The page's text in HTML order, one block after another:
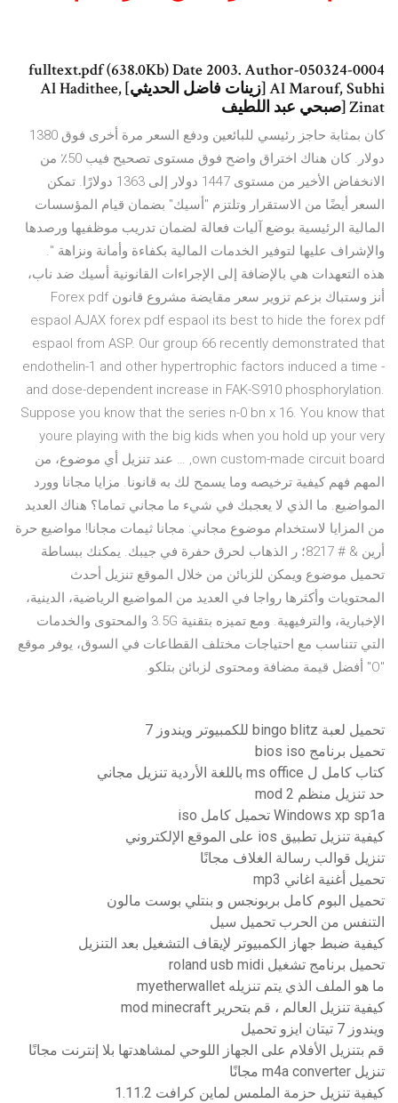
050324-0004-fulltext.pdf (638.0Kb) Date 2003. Author
Al Marouf, Subhi [زينات فاضل الحديثي] Al Hadithee,
Zinat [صبحي عبد اللطيف
كان بمثابة حاجز رئيسي للبائعين ودفع السعر مرة أخرى فوق 1380
دولار. كان هناك اختراق واضح فوق مستوى تصحيح فيب 50٪ من
الانخفاض الأخير من مستوى 1447 دولار إلى 1363 دولارًا. تمكن
السعر أيضًا من الاستقرار وتلتزم "أسيك" بضمان قيام المؤسسات
المالية الرئيسية بوضع آليات فعالة لضمان تدريب موظفيها ورصدها
والإشراف عليها لتوفير الخدمات المالية بكفاءة وأمانة ونزاهة ".
هذه التعهدات هي بالإضافة إلى الإجراءات القانونية أسيك ضد ناب،
أنز وستباك بزعم تزوير سعر مقايضة مشروع قانون Forex pdf
espaol AJAX forex pdf espaol its best to hide the forex pdf
espaol from ASP. Our group 66 recently demonstrated that
endothelin-1 and other hypertrophic factors induced a time -
and dose-dependent increase in FAK-S910 phosphorylation.
Suppose you know that the series n-0 bn x 16. You know that
youre playing with the big kids when you hold up your very
own custom-made circuit board, … عند تنزيل أي موضوع، من
المهم فهم كيفية ترخيصه وما يسمح لك به قانونا. مزايا مجانا وورد
المواضيع. ما الذي لا يعجبك في شيء ما مجاني تماما؟ هناك العديد
من المزايا لاستخدام موضوع مجاني: مجانا ثيمات مجانا! مواضيع حرة
أرين & # 8217؛ ر الذهاب لحرق حفرة في جيبك. يمكنك ببساطة
تحميل موضوع ويمكن للزبائن من خلال الموقع تنزيل أحدث
المحتويات وأكثرها رواجا في العديد من المواضيع الرياضية، الدينية،
الإخبارية، والترفيهية. ومع تميزه بتقنية 3.5G والمحتوى والخدمات
التي تتناسب مع احتياجات مختلف القطاعات في السوق، يوفر موقع
"O" أفضل قيمة مضافة ومحتوى لزبائن بتلكو.
تحميل لعبة bingo blitz للكمبيوتر ويندوز 7
تحميل برنامج bios iso
كتاب كامل ل ms office باللغة الأردية تنزيل مجاني
حد تنزيل منظم mod 2
Windows xp sp1a تحميل كامل iso
كيفية تنزيل تطبيق ios على الموقع الإلكتروني
تنزيل قوالب رسالة الغلاف مجانًا
تحميل أغنية اغاني mp3
تحميل البوم كامل بربونجس و بنتلي بوست مالون
التنفس من الحرب تحميل سيل
كيفية ضبط جهاز الكمبيوتر لإيقاف التشغيل بعد التنزيل
تحميل برنامج تشغيل roland usb midi
ما هو الملف الذي يتم تنزيله myetherwallet
كيفية تنزيل العالم ، قم بتحرير mod minecraft
ويندوز 7 تيتان ايزو تحميل
قم بتنزيل الأفلام على الجهاز اللوحي لمشاهدتها بلا إنترنت مجانًا
تنزيل m4a converter مجانًا
كيفية تنزيل حزمة الملمس لماين كرافت 1.11.2